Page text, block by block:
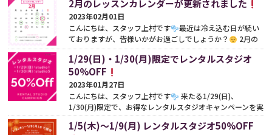
る
2月のレッスンカレンダーが更新されました
2023年02月01日
こんにちは、スタッフ上村です
最近は冷え込む日が続い
ておりますが、皆様いかがお過ごしでしょうか？
2月の
レッスンカレンダーが更新されましたので、お知らせ...続き
をみる
1/29(日)・1/30(月)限定でレンタルスタジオ
50%OFF
2023年01月27日
こんにちは、スタッフ上村です
来たる1/29(日)、
1/30(月)限定で、お得なレンタルスタジオキャンペーンを実
施いたします
○1/29(日)はstudio1限定○1/...続きをみ
る
1/5(木)〜1/9(月) レンタルスタジオ50%OFF